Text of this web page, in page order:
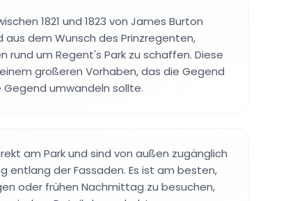
1821 und 1823 von James Burton
dem Wunsch des Prinzregenten,
rund um Regent's Park zu schaffen. Diese
großeren Vorhaben, das die Gegend
umwandeln sollte.
am Park und sind von außen zugänglich
entlang der Fassaden. Es ist am besten,
oder frühen Nachmittag zu besuchen,